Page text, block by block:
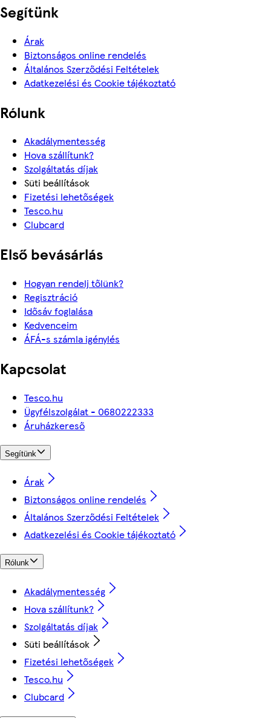
Segítünk
Árak
Biztonságos online rendelés
Általános Szerződési Feltételek
Adatkezelési és Cookie tájékoztató
Rólunk
Akadálymentesség
Hova szállítunk?
Szolgáltatás díjak
Süti beállítások
Fizetési lehetőségek
Tesco.hu
Clubcard
Első bevásárlás
Hogyan rendelj tőlünk?
Regisztráció
Idősáv foglalása
Kedvenceim
ÁFÁ-s számla igénylés
Kapcsolat
Tesco.hu
Ügyfélszolgálat - 0680222333
Áruházkereső
Segítünk
Árak
Biztonságos online rendelés
Általános Szerződési Feltételek
Adatkezelési és Cookie tájékoztató
Rólunk
Akadálymentesség
Hova szállítunk?
Szolgáltatás díjak
Süti beállítások
Fizetési lehetőségek
Tesco.hu
Clubcard